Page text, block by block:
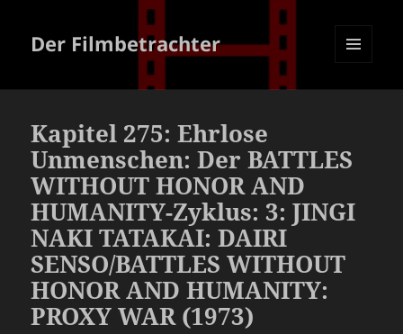
Der Filmbetrachter
Kapitel 275: Ehrlose
Unmenschen: Der BATTLES
WITHOUT HONOR AND
HUMANITY-Zyklus: 3: JINGI
NAKI TATAKAI: DAIRI
SENSO/BATTLES WITHOUT
HONOR AND HUMANITY:
PROXY WAR (1973)